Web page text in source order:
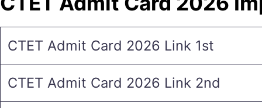
CTET Admit Card 2026 Link 1st
CTET Admit Card 2026 Link 2nd